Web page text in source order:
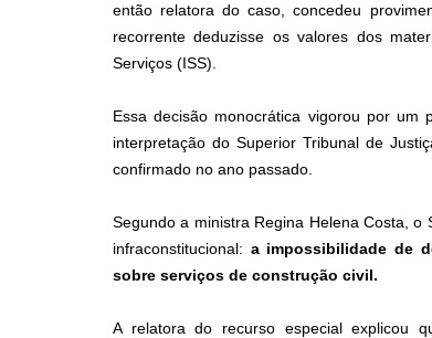
então relatora do caso, concedeu
recorrente deduzisse os valores dos
Serviços (ISS).
Essa decisão monocrática vigorou por
interpretação do Superior Tribunal de
confirmado no ano passado.
Segundo a ministra Regina Helena Costa,
infraconstitucional: a impossibilidade de
sobre serviços de construção civil.
A relatora do recurso especial explicou